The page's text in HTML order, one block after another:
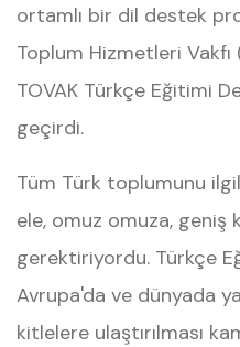
ortamlı bir dil destek
Toplum Hizmetleri Vakfı
TOVAK Türkçe Eğitimi
geçirdi.
Tüm Türk toplumunu
ele, omuz omuza, geniş
gerektiriyordu. Türkçe
Avrupa'da ve dünyada
kitlelere ulaştırılması